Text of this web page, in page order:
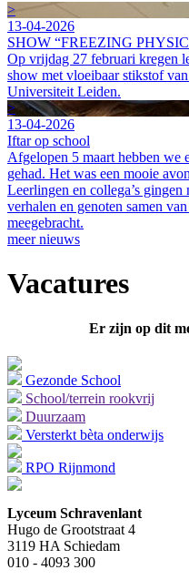
>
13-04-2026
SHOW “FREEZING
Op vrijdag 27 februari kregen
show met vloeibaar stikstof
Universiteit Leiden.
>
13-04-2026
Iftar op school
Afgelopen 5 maart hebben we
gehad. Het was een mooie
Leerlingen en collega’s gingen
verhalen en genoten samen
meegebracht.
meer nieuws
Vacatures
Er zijn op dit
Gezonde School
School/terrein rookvrij
Duurzaam
Versterkt bèta onderwijs
RPO Rijnmond
Lyceum Schravenlant
Hugo de Grootstraat 4
3119 HA Schiedam
010 - 4093 300